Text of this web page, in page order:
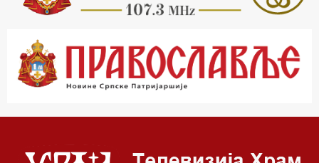
23.00 Питања и одговори
00.03 Црквена предавања и трибине
01.03 Живе речи - подкаст